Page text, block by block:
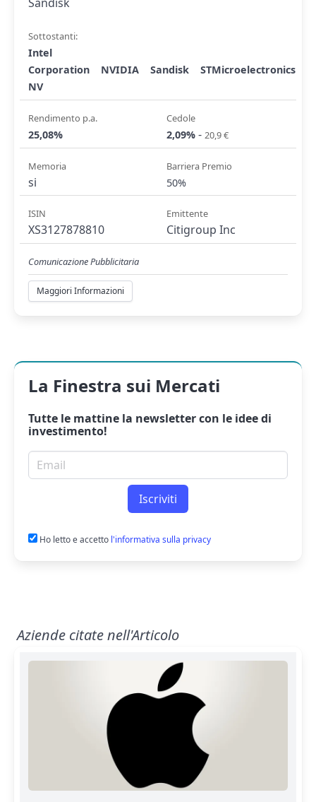
Sandisk
Sottostanti:
Intel
Corporation
NVIDIA Sandisk
STMicroelectronics
NV
Rendimento p.a.
25,08%
Cedole
2,09% - 20,9 €
Memoria
si
Barriera Premio
50%
ISIN
XS3127878810
Emittente
Citigroup Inc
Comunicazione Pubblicitaria
Maggiori Informazioni
La Finestra sui Mercati
Tutte le mattine la newslettercon le idee di
investimento!
Email per newsletter
Iscriviti
Ho letto e accetto l'informativa sulla privacy
Aziende citate nell'Articolo